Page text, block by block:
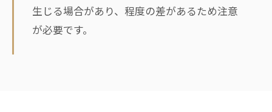
生じる場合があり、程度の差があるため注意
が必要です。